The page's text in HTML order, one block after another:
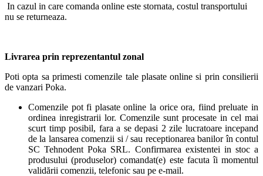
In cazul in care comanda online este stornata, costul transportului
nu se returneaza.
Livrarea prin reprezentantul zonal
Poti opta sa primesti comenzile tale plasate online si prin consilierii
de vanzari Poka.
Comenzile pot fi plasate online la orice ora, fiind preluate in
ordinea inregistrarii lor. Comenzile sunt procesate in cel mai
scurt timp posibil, fara a se depasi 2 zile lucratoare incepand
de la lansarea comenzii si / sau receptionarea banilor în contul
SC Tehnodent Poka SRL. Confirmarea existentei in stoc a
produsului (produselor) comandat(e) este facuta îi momentul
validării comenzii, telefonic sau pe e-mail.